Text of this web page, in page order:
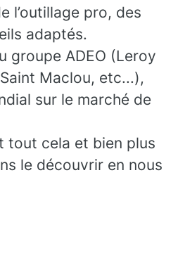
l’outillage pro, des
adaptés.
groupe ADEO (Leroy
Maclou, etc...),
sur le marché de
tout cela et bien plus
le découvrir en nous